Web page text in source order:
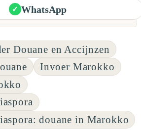
✓ WhatsApp
Douane en Accijnzen
Invoer Marokko
douane in Marokko